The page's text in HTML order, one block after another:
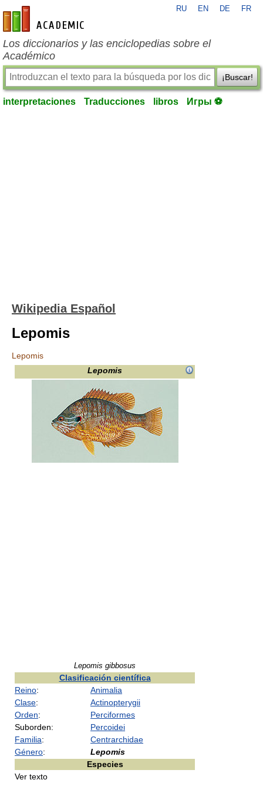
es-academic.com
RU EN DE FR
Los diccionarios y las enciclopedias sobre el
Académico
¡Buscar!
interpretaciones Traducciones libros Игры ⚽
Wikipedia Español
Lepomis
Lepomis
Lepomis
Lepomis gibbosus
Clasificación científica
Reino:
Animalia
Clase:
Actinopterygii
Orden:
Perciformes
Suborden:
Percoidei
Familia:
Centrarchidae
Género:
Lepomis
Especies
Ver texto